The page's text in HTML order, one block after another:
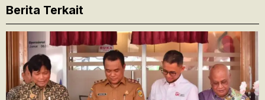
Berita Terkait